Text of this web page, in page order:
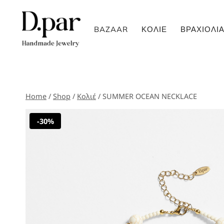
content
BAZAAR ΚΟΛΙΈ ΒΡΑΧΙΌΛΙΑ
Home / Shop / Κολιέ / SUMMER OCEAN NECKLACE
-30%